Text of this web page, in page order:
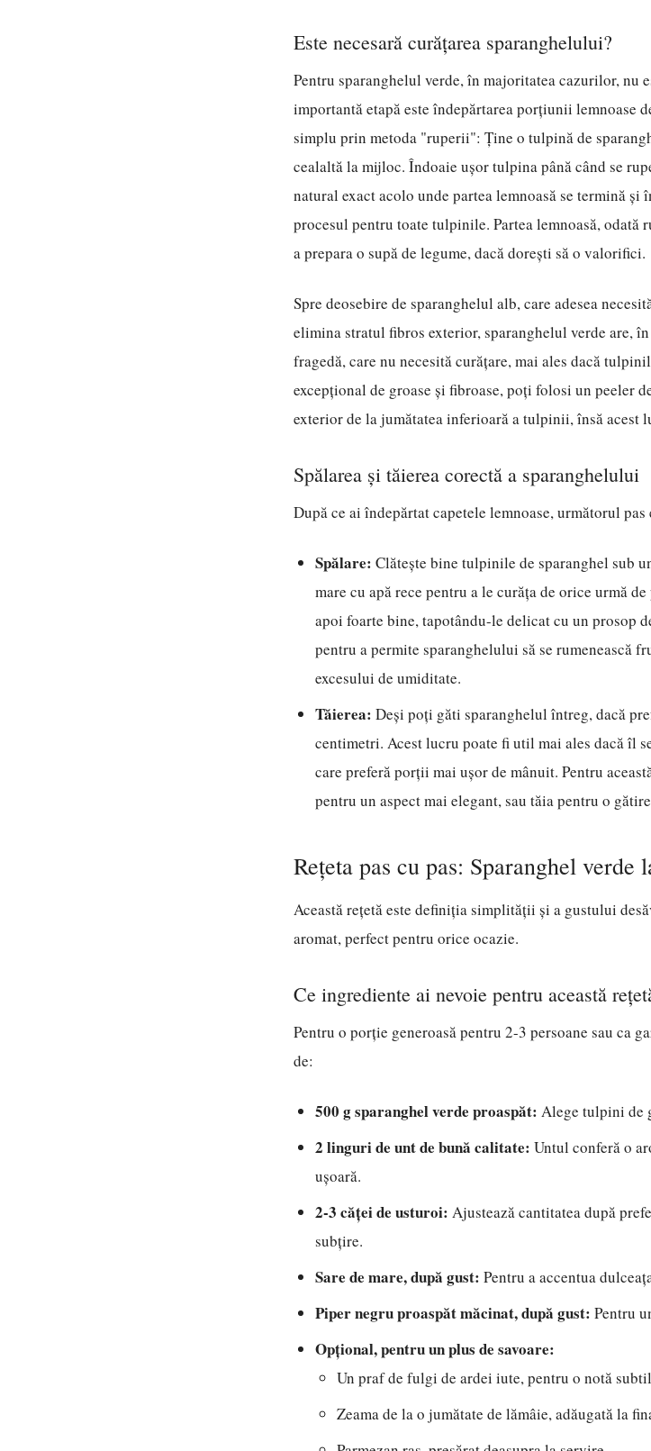
Este necesară curățarea sparanghelului?
Pentru sparanghelul verde, în majoritatea cazurilor, nu
importantă etapă este îndepărtarea porțiunii lemnoase
simplu prin metoda "ruperii": Ține o tulpină de
cealaltă la mijloc. Îndoaie ușor tulpina până când se
natural exact acolo unde partea lemnoasă se termină și
procesul pentru toate tulpinile. Partea lemnoasă, odată
a prepara o supă de legume, dacă dorești să o valorifici.
Spre deosebire de sparanghelul alb, care adesea
elimina stratul fibros exterior, sparanghelul verde are,
fragedă, care nu necesită curățare, mai ales dacă
excepțional de groase și fibroase, poți folosi un peeler
exterior de la jumătatea inferioară a tulpinii, însă acest
Spălarea și tăierea corectă a sparanghelului
După ce ai îndepărtat capetele lemnoase, următorul pas
Spălare: Clătește bine tulpinile de sparanghel sub
mare cu apă rece pentru a le curăța de orice urmă
apoi foarte bine, tapotându-le delicat cu un prosop
pentru a permite sparanghelului să se rumenească
excesului de umiditate.
Tăierea: Deși poți găti sparanghelul întreg, dacă
centimetri. Acest lucru poate fi util mai ales dacă îl
care preferă porții mai ușor de mânuit. Pentru
pentru un aspect mai elegant, sau tăia pentru o
Rețeta pas cu pas: Sparanghel
Această rețetă este definiția simplității și a gustului
aromat, perfect pentru orice ocazie.
Ce ingrediente ai nevoie pentru această
Pentru o porție generoasă pentru 2-3 persoane sau ca
de:
500 g sparanghel verde proaspăt: Alege tulpini de
2 linguri de unt de bună calitate: Untul conferă o
ușoară.
2-3 căței de usturoi: Ajustează cantitatea după
subțire.
Sare de mare, după gust: Pentru a accentua
Piper negru proaspăt măcinat, după gust: Pentru
Opțional, pentru un plus de savoare:
Un praf de fulgi de ardei iute, pentru o notă
Zeama de la o jumătate de lămâie, adăugată la